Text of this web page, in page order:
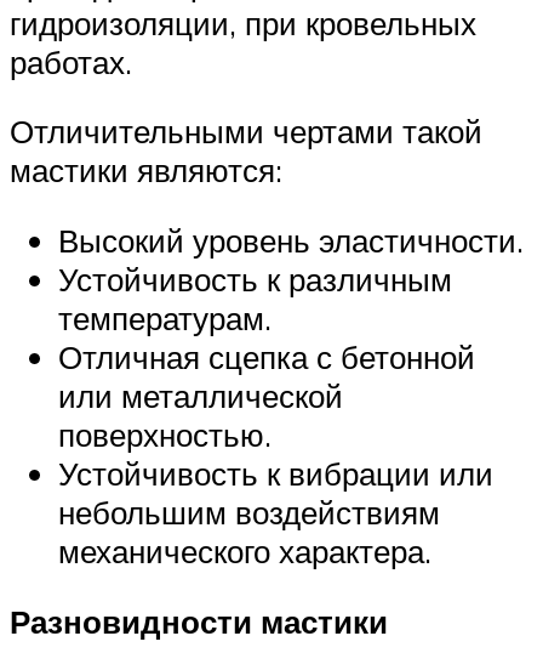
гидроизоляции, при кровельных
работах.
Отличительными чертами такой
мастики являются:
Высокий уровень эластичности.
Устойчивость к различным
температурам.
Отличная сцепка с бетонной
или металлической
поверхностью.
Устойчивость к вибрации или
небольшим воздействиям
механического характера.
Разновидности мастики